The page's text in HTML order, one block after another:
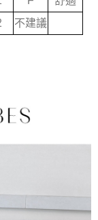
及更正。
userRule
不建議